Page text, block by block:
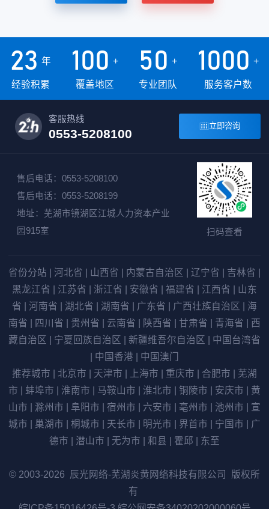
23 年
经验积累
100 +
覆盖地区
50 +
专业团队
1000 +
服务客户数
客服热线
0553-5208100
立即咨询
售后电话：0553-5208100
售后电话：0553-5208199
地址：芜湖市镜湖区江城人力资本产业
园915室
扫码查看
省份分站 河北省 山西省 内蒙古自治区 辽宁省 吉林省
黑龙江省
江苏省 浙江省 安徽省 福建省 江西省
山东
省
河南省 湖北省 湖南省 广东省 广西壮族自治区
海
南省
四川省 贵州省 云南省 陕西省 甘肃省 青海省
西
藏自治区
宁夏回族自治区 新疆维吾尔自治区
中国台湾省
中国香港
中国澳门
推荐城市
北京市 天津市 上海市 重庆市 合肥市
芜湖
市
蚌埠市 淮南市 马鞍山市 淮北市 铜陵市 安庆市
黄
山市
滁州市 阜阳市 宿州市 六安市 亳州市 池州市
宣
城市
巢湖市 桐城市 天长市 明光市 界首市 宁国市
广
德市
潜山市 无为市 和县 霍邱 东至
© 2003-2026 辰光网络-芜湖炎黄网络科技有限公司 版权所
有